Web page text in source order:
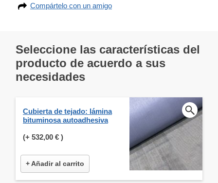
Compártelo con un amigo
Seleccione las características del
producto de acuerdo a sus
necesidades
Cubierta de tejado: lámina
bituminosa autoadhesiva
(+ 532,00 € )
+ Añadir al carrito